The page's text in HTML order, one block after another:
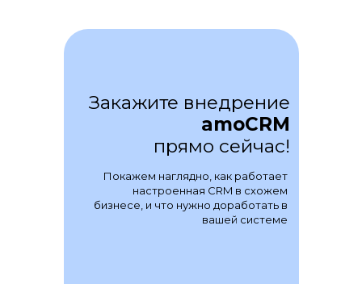
Закажите внедрение
amoCRM
прямо сейчас!
Покажем наглядно, как работает
настроенная CRM в схожем
бизнесе, и что нужно доработать в
вашей системе